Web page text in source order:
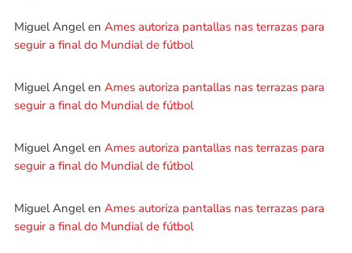
Miguel Angelen Ames autoriza pantallas nas terrazas para
seguir a final do Mundial de fútbol
Miguel Angelen Ames autoriza pantallas nas terrazas para
seguir a final do Mundial de fútbol
Miguel Angelen Ames autoriza pantallas nas terrazas para
seguir a final do Mundial de fútbol
Miguel Angelen Ames autoriza pantallas nas terrazas para
seguir a final do Mundial de fútbol